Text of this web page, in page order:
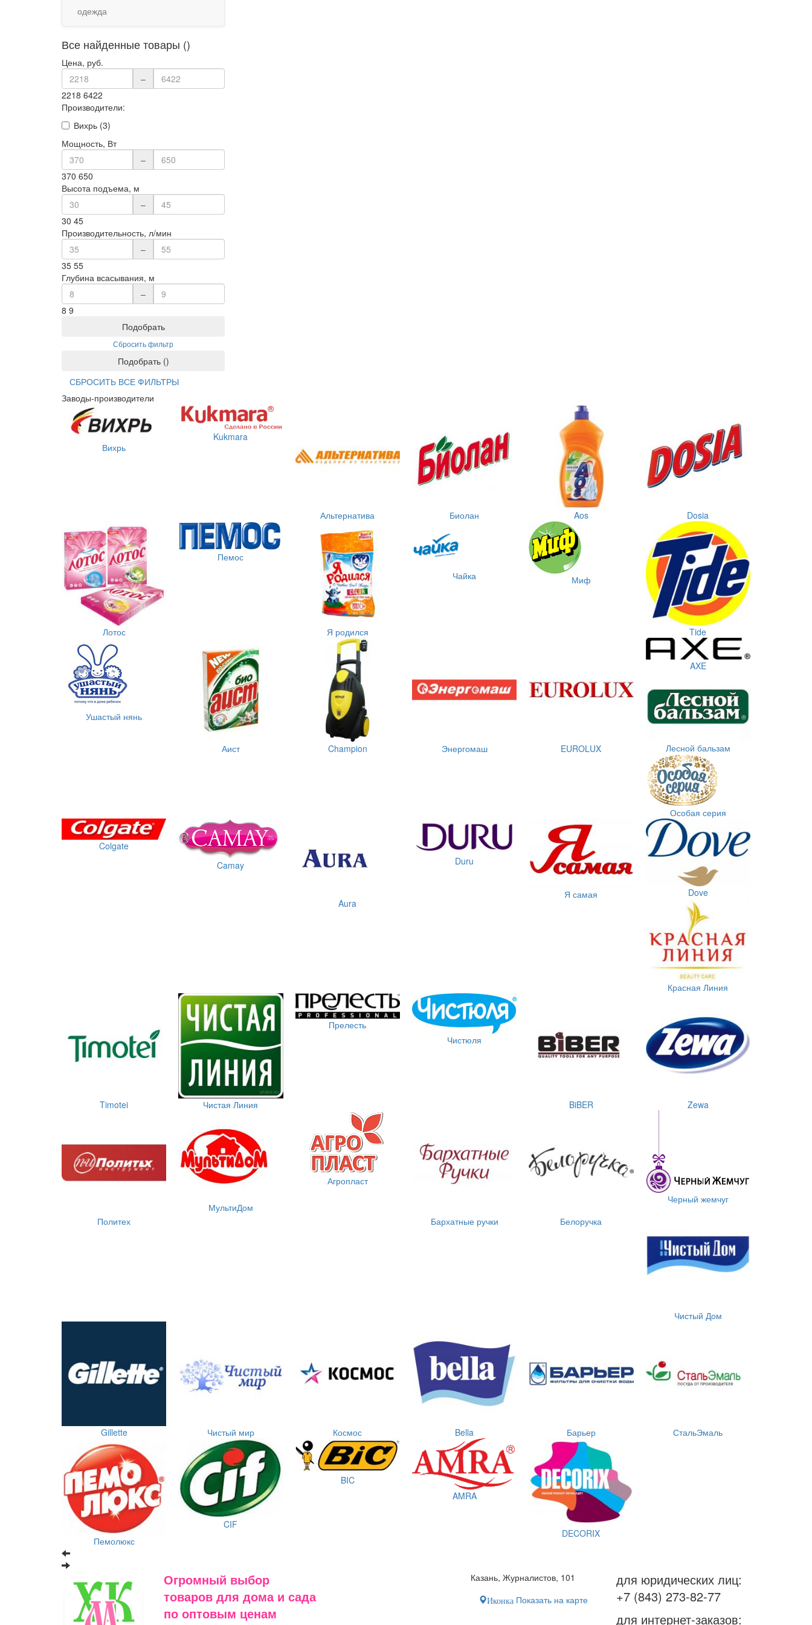
одежда
Все найденные товары ()
Цена, руб.
–
2218 6422
Производители:
Вихрь (3)
Мощность, Вт
–
370 650
Высота подъема, м
–
30 45
Производительность, л/мин
–
35 55
Глубина всасывания, м
–
8 9
Подобрать
Сбросить фильтр
Подобрать ()
СБРОСИТЬ ВСЕ ФИЛЬТРЫ
Заводы-производители
Вихрь
Kukmara
Альтернатива Биолан Aos Dosia
Лотос
Пемос
Я родился
Чайка Миф
Tide
Ушастый нянь
Аист Champion Энергомаш EUROLUX
AXE
Лесной бальзам
Особая серия
Colgate
Camay
Aura
Duru
Я самая Dove
Красная Линия
Timotei Чистая Линия
Прелесть
Чистюля
BiBER Zewa
Политех
МультиДом
Агропласт
Бархатные ручки Белоручка
Черный жемчуг
Чистый Дом
Gillette Чистый мир Космос Bella Барьер СтальЭмаль
Пемолюкс
CIF
BIC
AMRA
DECORIX
Огромный выбор
товаров для дома и сада
по оптовым ценам
Казань, Журналистов, 101
ИконкаПоказать на карте
для юридических лиц:
+7 (843) 273-82-77
для интернет-заказов: